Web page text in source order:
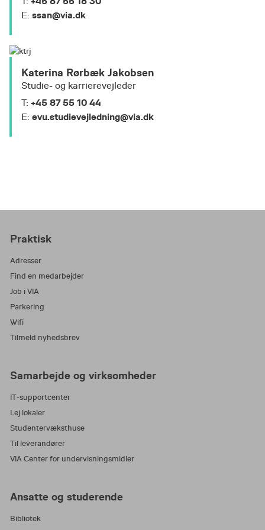
E: ssan@via.dk
Katerina Rørbæk Jakobsen
Studie- og karrierevejleder
T: +45 87 55 10 44
E: evu.studievejledning@via.dk
Praktisk
Adresser
Find en medarbejder
Job i VIA
Parkering
Wifi
Tilmeld nyhedsbrev
Samarbejde og virksomheder
IT-supportcenter
Lej lokaler
Studentervæksthuse
Til leverandører
VIA Center for undervisningsmidler
Ansatte og studerende
Bibliotek